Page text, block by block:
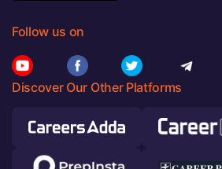
Follow us on
Discover Our Other Platforms